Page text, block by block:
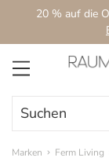
Zum Hauptinhalt
20 % auf die
Marken Ferm Living